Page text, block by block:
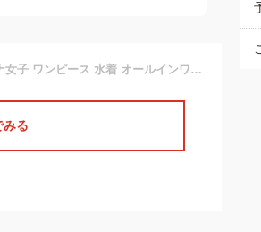
ワンピース水着 レディース 体型カバー オトナ女子 ワンピース 水着 オールインワン ビキニ タンキニ 大きいサイズ ママ水着 バックシャン パレオ セクシー おしゃれ パッド付き 盛れる かわいい 無地 シンプル 花柄 大人 黒 夏 海 プール 50代 40代 30代 20代
みる